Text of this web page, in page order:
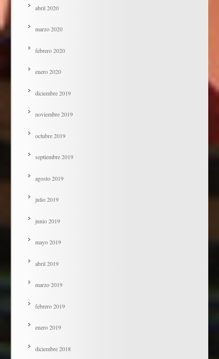
abril 2020
marzo 2020
febrero 2020
enero 2020
diciembre 2019
noviembre 2019
octubre 2019
septiembre 2019
agosto 2019
julio 2019
junio 2019
mayo 2019
abril 2019
marzo 2019
febrero 2019
enero 2019
diciembre 2018